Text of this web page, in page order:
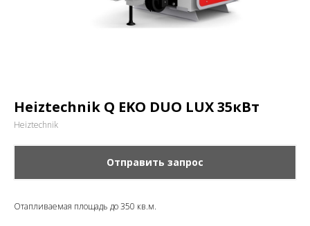
Heiztechnik Q EKO DUO LUX 35кВт
Heiztechnik
Отправить запрос
Отапливаемая площадь до 350 кв.м.